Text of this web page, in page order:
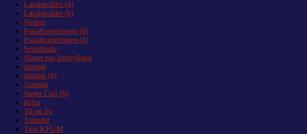
Landsholdet (d)
Landsholdet (h)
Nedtur
Pokalturneringen (d)
Pokalturneringen (h)
Semifinale
Slaget om Vestjylland
slutspil
slutspil (h)
Statistik
Super Cup (h)
til/fra
Til og fra
Transfer
Tvis KFUM